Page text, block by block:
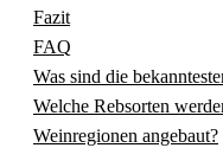
Fazit
FAQ
Was sind die
Welche Rebsorten
Weinregionen angebaut?